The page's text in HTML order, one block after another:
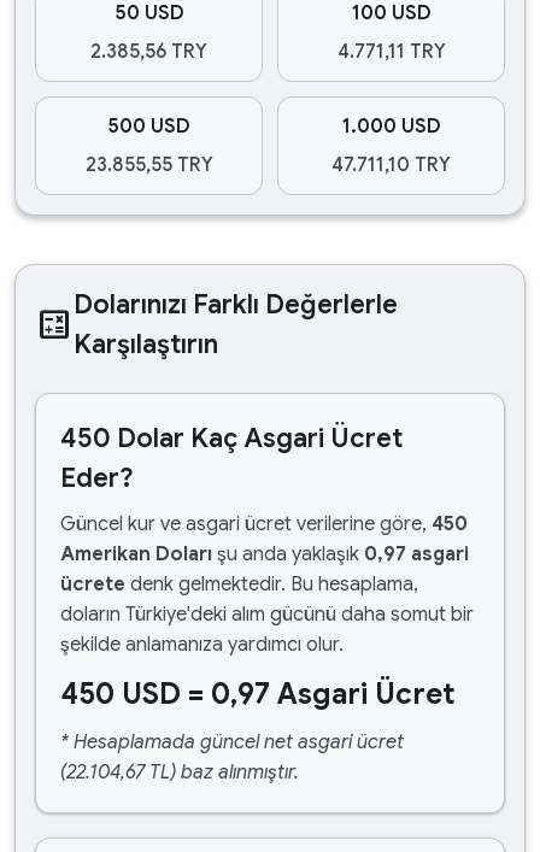
50 USD
2.385,56 TRY
100 USD
4.771,11 TRY
500 USD
23.855,55 TRY
1.000 USD
47.711,10 TRY
calculate Dolarınızı Farklı Değerlerle
Karşılaştırın
450 Dolar Kaç Asgari Ücret
Eder?
Güncel kur ve asgari ücret verilerine göre, 450
Amerikan Doları şu anda yaklaşık 0,97 asgari
ücrete denk gelmektedir. Bu hesaplama,
doların Türkiye'deki alım gücünü daha somut bir
şekilde anlamanıza yardımcı olur.
450 USD = 0,97 Asgari Ücret
* Hesaplamada güncel net asgari ücret
(22.104,67 TL) baz alınmıştır.